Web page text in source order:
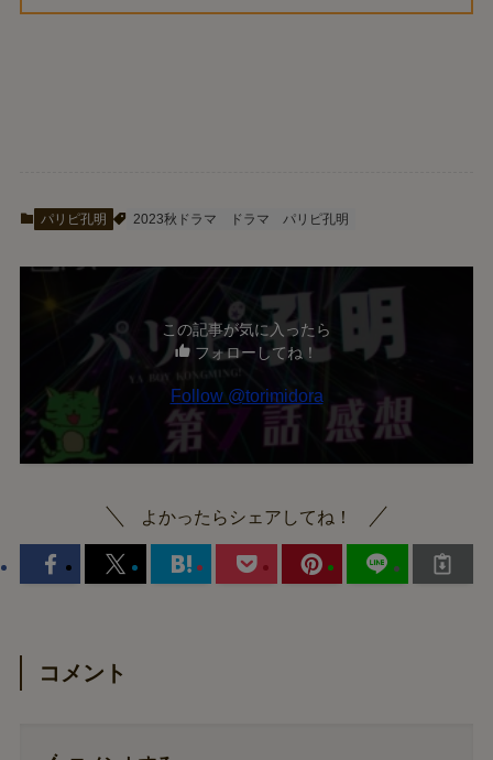
パリピ孔明 2023秋ドラマ ドラマ パリピ孔明
この記事が気に入ったら
フォローしてね！
Follow @torimidora
よかったらシェアしてね！
コメント